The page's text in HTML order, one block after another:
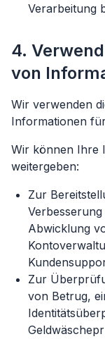
Verarbeitung
4.
von
Wir verwenden
Informationen
Wir können Ihre
weitergeben:
Zur
Abwicklung
Zur
von Betrug,